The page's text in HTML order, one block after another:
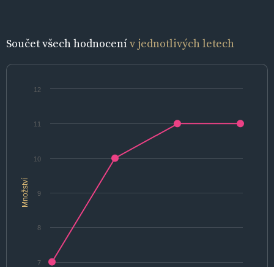
Součet všech hodnocenív jednotlivých letech
Množství
7
8
9
10
11
12